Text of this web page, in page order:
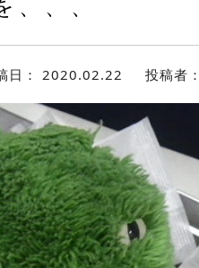
日： 2020.02.22 投稿者：